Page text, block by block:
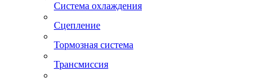
Система охлаждения
Сцепление
Тормозная система
Трансмиссия